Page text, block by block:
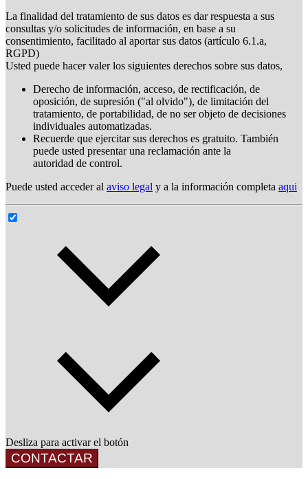
La finalidad del tratamiento de sus datos es dar respuesta a sus
consultas y/o solicitudes de información, en base a su
consentimiento, facilitado al aportar sus datos (artículo 6.1.a,
RGPD)
Usted puede hacer valer los siguientes derechos sobre sus datos,
Derecho de información, acceso, de rectificación, de
oposición, de supresión ("al olvido"), de limitación del
tratamiento, de portabilidad, de no ser objeto de decisiones
individuales automatizadas.
Recuerde que ejercitar sus derechos es gratuito. También
puede usted presentar una reclamación ante la
autoridad de control.
Puede usted acceder al aviso legal y a la información completa aqui
Desliza para activar el botón
CONTACTAR